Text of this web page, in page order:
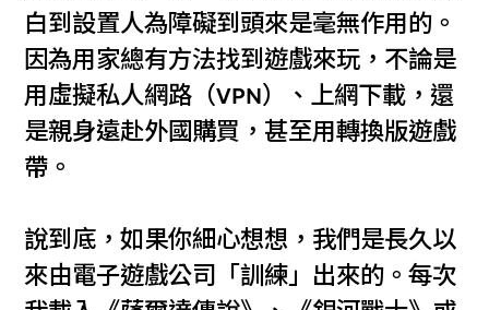
白到設置人為障礙到頭來是毫無作用的。
因為用家總有方法找到遊戲來玩，不論是
用虛擬私人網路（VPN）、上網下載，還
是親身遠赴外國購買，甚至用轉換版遊戲
帶。
說到底，如果你細心想想，我們是長久以
來由電子遊戲公司「訓練」出來的。每次